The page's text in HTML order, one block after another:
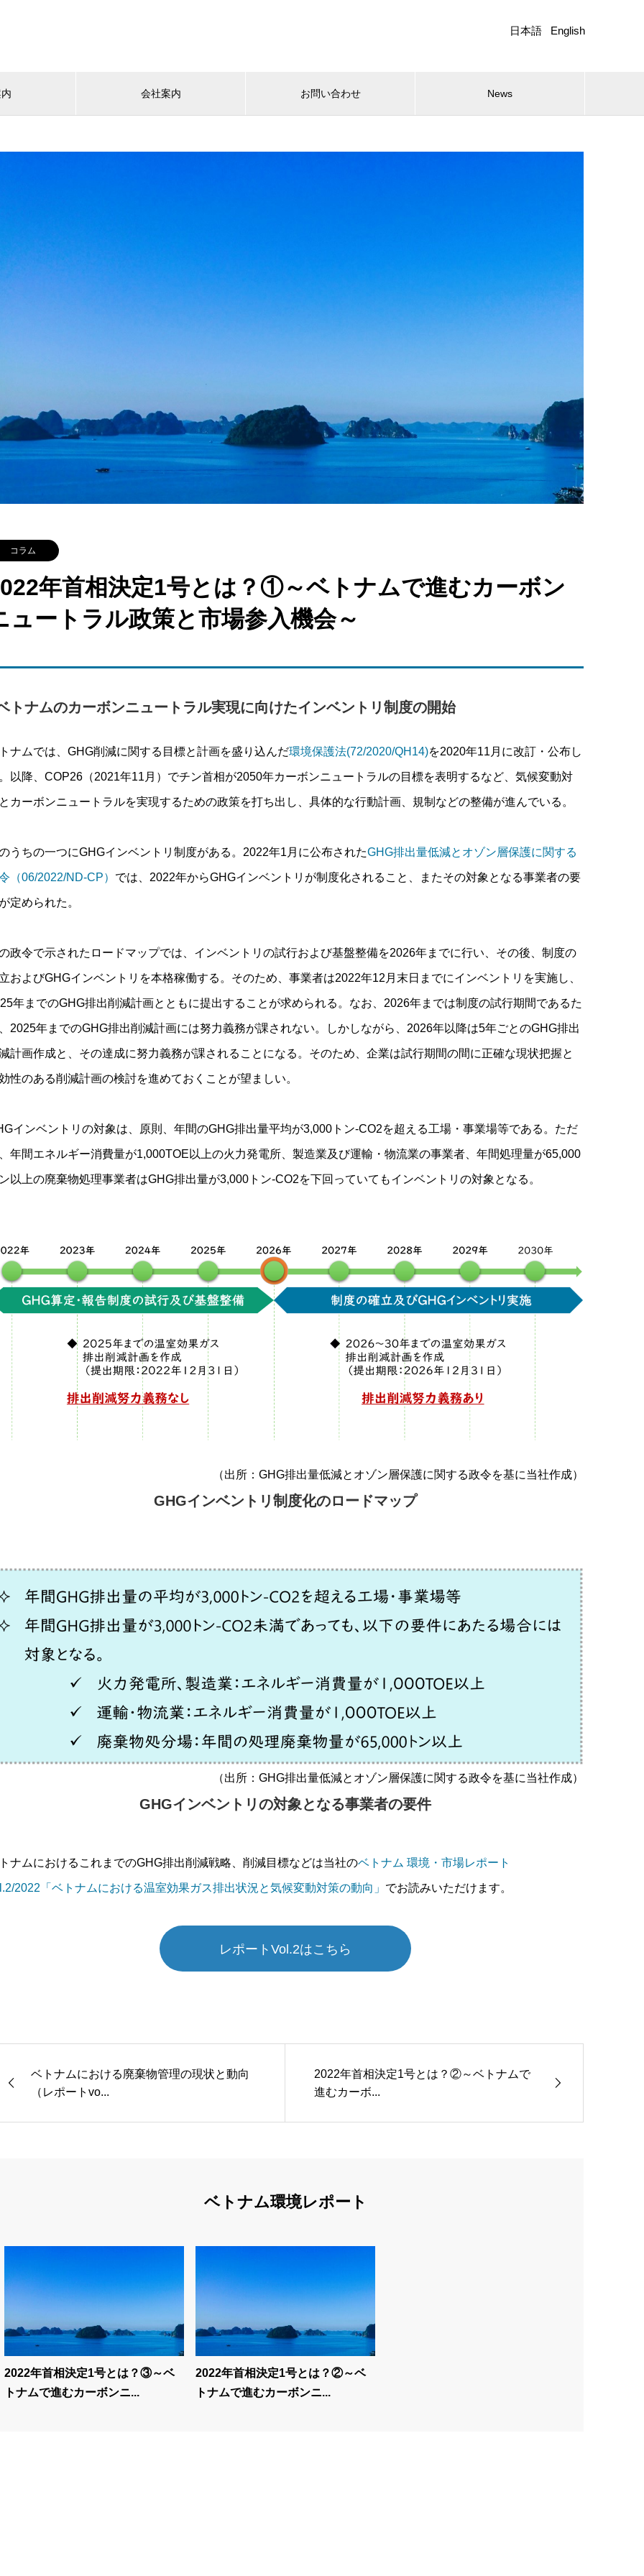
日本語 English
会社案内 お問い合わせ News
コラム
年首相決定1号とは？①～ベトナムで進むカーボン
ュートラル政策と市場参入機会～
トナムのカーボンニュートラル実現に向けたインベントリ制度の開始
ナムでは、GHG削減に関する目標と計画を盛り込んだ環境保護法(72/2020/QH14)を2020年11月に改訂・公布し
以降、COP26（2021年11月）でチン首相が2050年カーボンニュートラルの目標を表明するなど、気候変動対
カーボンニュートラルを実現するための政策を打ち出し、具体的な行動計画、規制などの整備が進んでいる。
うちの一つにGHGインベントリ制度がある。2022年1月に公布されたGHG排出量低減とオゾン層保護に関する
（06/2022/ND-CP） では、2022年からGHGインベントリが制度化されること、またその対象となる事業者の要
定められた。
政令で示されたロードマップでは、インベントリの試行および基盤整備を2026年までに行い、その後、制度の
およびGHGインベントリを本格稼働する。そのため、事業者は2022年12月末日までにインベントリを実施し、
年までのGHG排出削減計画とともに提出することが求められる。なお、2026年までは制度の試行期間であるた
2025年までのGHG排出削減計画には努力義務が課されない。しかしながら、2026年以降は5年ごとのGHG排出
計画作成と、その達成に努力義務が課されることになる。そのため、企業は試行期間の間に正確な現状把握と
性のある削減計画の検討を進めておくことが望ましい。
インベントリの対象は、原則、年間のGHG排出量平均が3,000トン-CO2を超える工場・事業場等である。ただ
年間エネルギー消費量が1,000TOE以上の火力発電所、製造業及び運輸・物流業の事業者、年間処理量が65,000
以上の廃棄物処理事業者はGHG排出量が3,000トン-CO2を下回っていてもインベントリの対象となる。
（出所：GHG排出量低減とオゾン層保護に関する政令を基に当社作成）
GHGインベントリ制度化のロードマップ
（出所：GHG排出量低減とオゾン層保護に関する政令を基に当社作成）
GHGインベントリの対象となる事業者の要件
ナムにおけるこれまでのGHG排出削減戦略、削減目標などは当社のベトナム 環境・市場レポート
2022「ベトナムにおける温室効果ガス排出状況と気候変動対策の動向」 でお読みいただけます。
レポートVol.2はこちら
ベトナムにおける廃棄物管理の現状と動向
（レポートvo...
2022年首相決定1号とは？②～ベトナムで
進むカーボ...
ベトナム環境レポート
2022年首相決定1号とは？③～ベ
トナムで進むカーボンニ...
2022年首相決定1号とは？②～ベ
トナムで進むカーボンニ...